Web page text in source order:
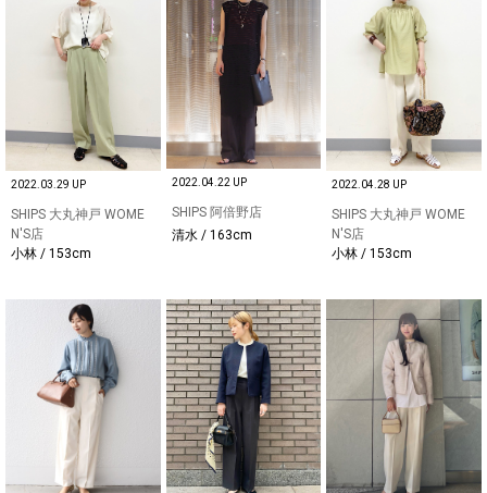
2022.03.29 UP
SHIPS 大丸神戸 WOME
N'S店
小林 / 153cm
2022.04.22 UP
SHIPS 阿倍野店
清水 / 163cm
2022.04.28 UP
SHIPS 大丸神戸 WOME
N'S店
小林 / 153cm